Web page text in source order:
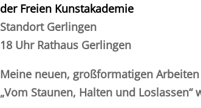
der Freien Kunstakademie
Standort Gerlingen
18 Uhr Rathaus Gerlingen
Meine neuen, großformatigen
„Vom Staunen, Halten und